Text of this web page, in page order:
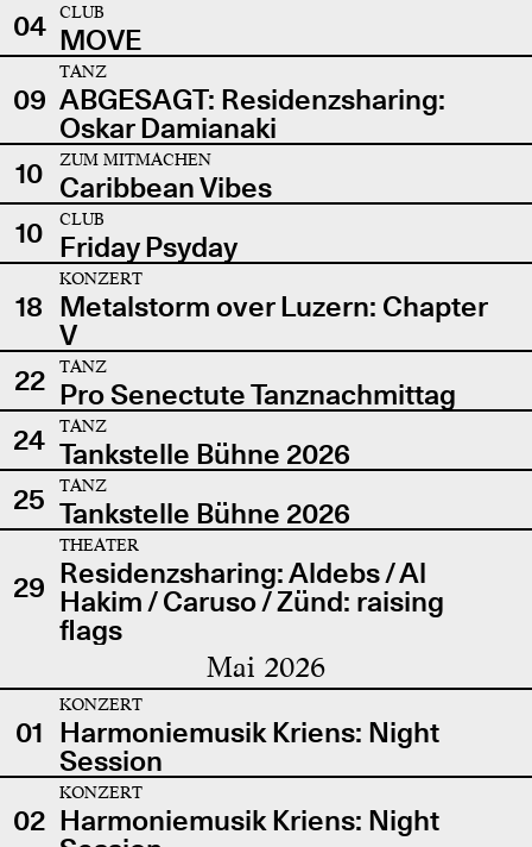
04
CLUB
MOVE
09
TANZ
ABGESAGT: Residenzsharing:
Oskar Damianaki
10
ZUM MITMACHEN
Caribbean Vibes
10
CLUB
Friday Psyday
18
KONZERT
Metalstorm over Luzern: Chapter
V
22
TANZ
Pro Senectute Tanznachmittag
24
TANZ
Tankstelle Bühne 2026
25
TANZ
Tankstelle Bühne 2026
29
THEATER
Residenzsharing: Aldebs / Al
Hakim / Caruso / Zünd: raising
flags
Mai 2026
01
KONZERT
Harmoniemusik Kriens: Night
Session
02
KONZERT
Harmoniemusik Kriens: Night